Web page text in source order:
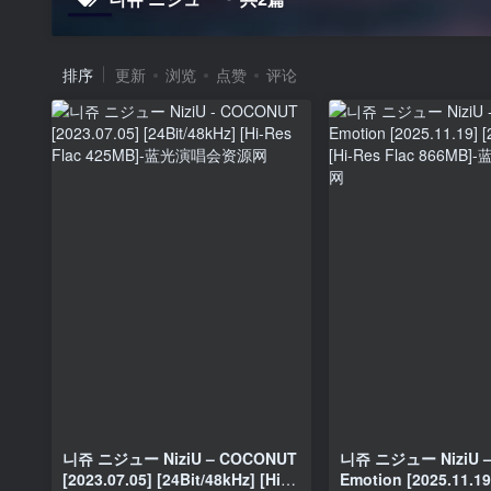
排序 更新 浏览 点赞 评论
니쥬 ニジュー NiziU – COCONUT
[2023.07.05] [24Bit/48kHz] [Hi-
니쥬 ニジュー NiziU – New
Emotion